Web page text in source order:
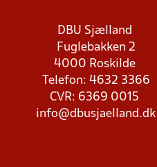
DBU Sjælland
Fuglebakken 2
4000 Roskilde
Telefon: 4632 3366
CVR: 6369 0015
info@dbusjaelland.dk